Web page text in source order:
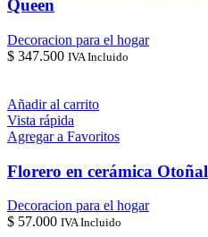
Queen
Decoracion para el hogar
$ 347.500 IVA Incluido
Añadir al carrito
Vista rápida
Agregar a Favoritos
Florero en cerámica Otoñal
Decoracion para el hogar
$ 57.000 IVA Incluido